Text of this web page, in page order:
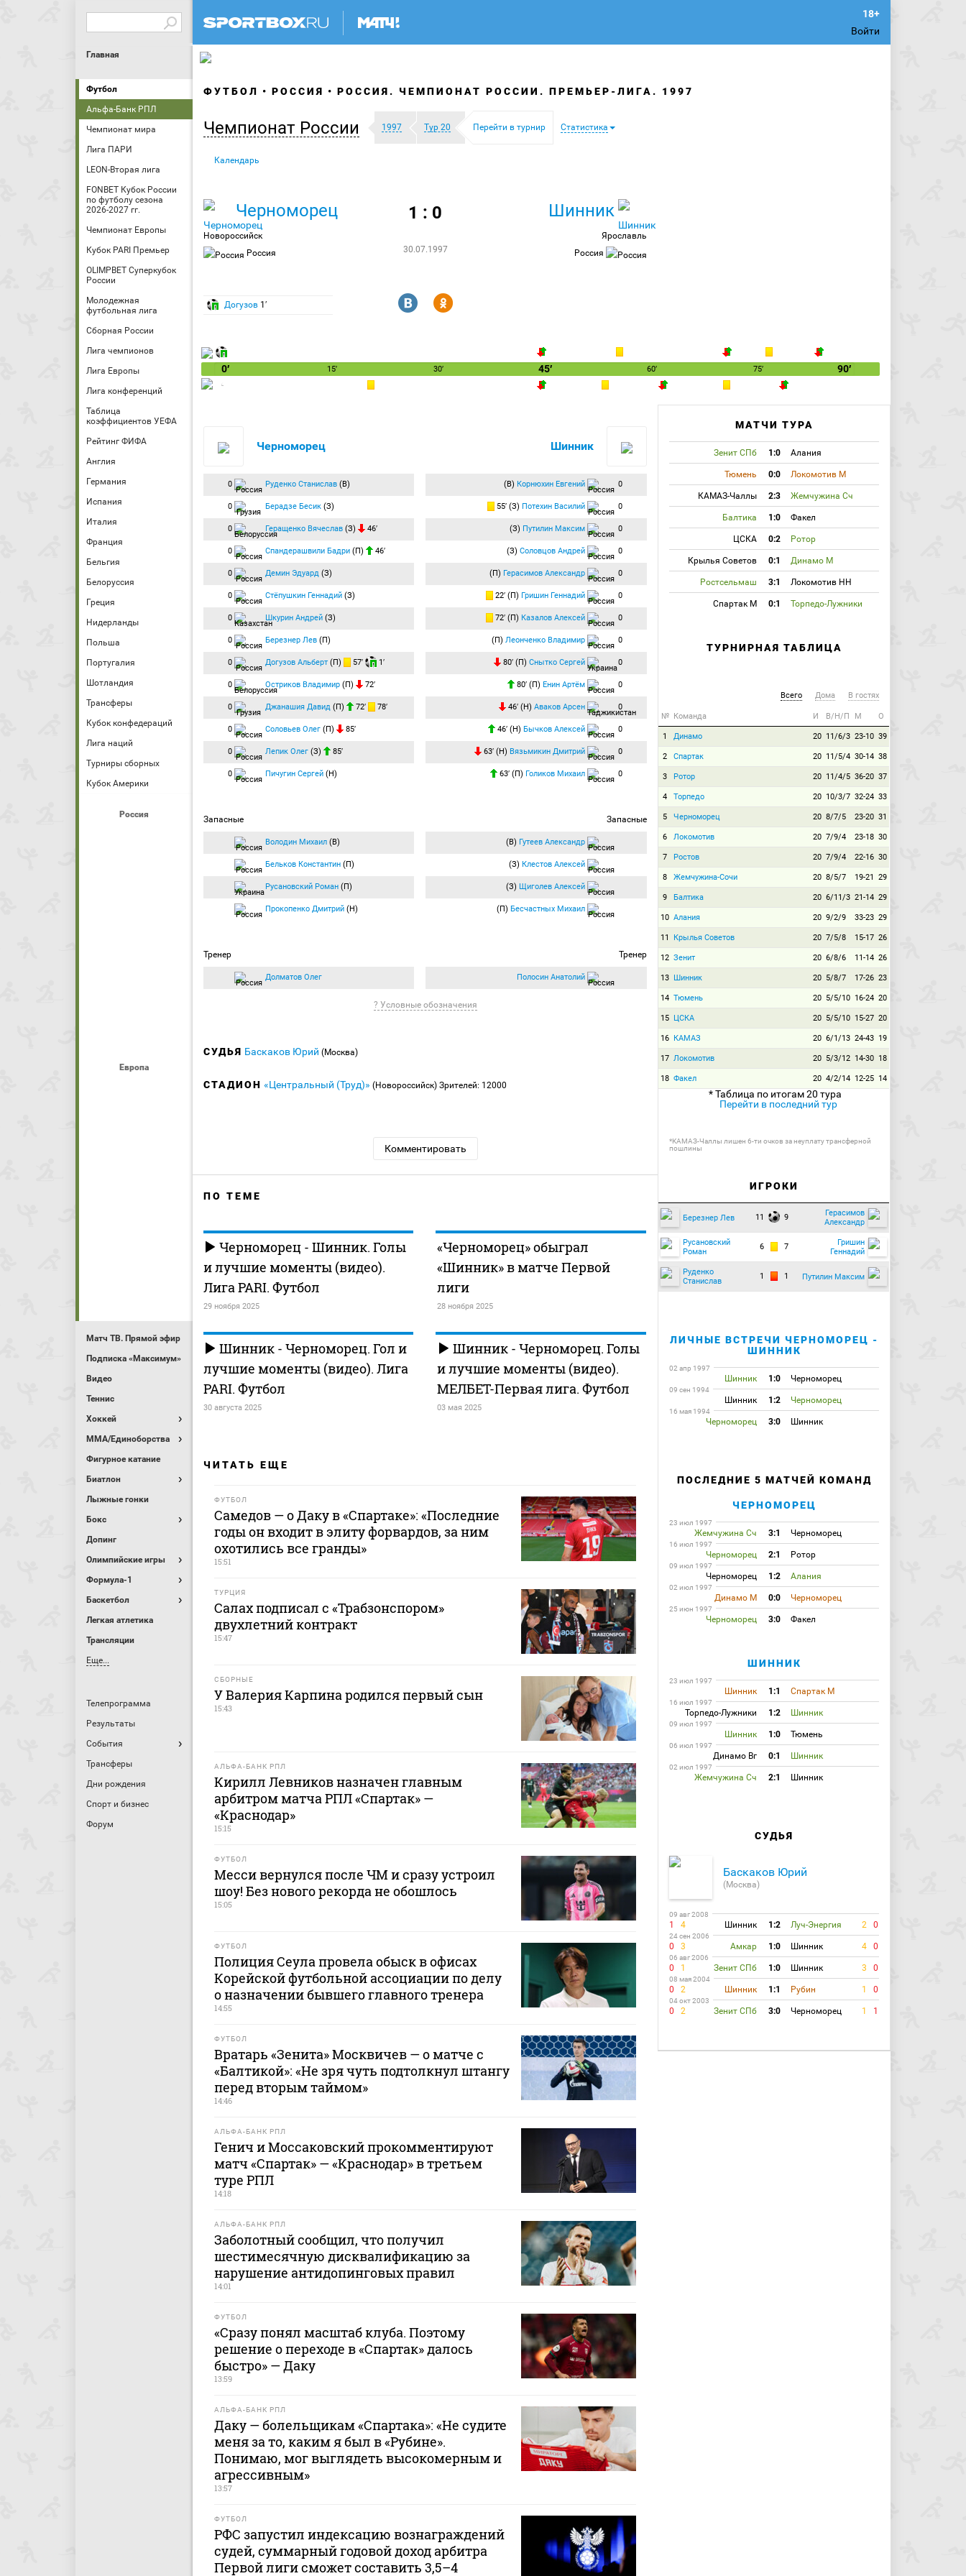
Войти
Главная
Футбол
Альфа-Банк РПЛ
Чемпионат мира
Лига ПАРИ
LEON-Вторая лига
FONBET Кубок России
по футболу сезона
2026-2027 гг.
Чемпионат Европы
Кубок PARI Премьер
OLIMPBET Суперкубок
России
Молодежная
футбольная лига
Сборная России
Лига чемпионов
Лига Европы
Лига конференций
Таблица
коэффициентов УЕФА
Рейтинг ФИФА
Англия
Германия
Испания
Италия
Франция
Бельгия
Белоруссия
Греция
Нидерланды
Польша
Португалия
Шотландия
Трансферы
Кубок конфедераций
Лига наций
Турниры сборных
Кубок Америки
Россия
Европа
Матч ТВ. Прямой эфир
Подписка «Максимум»
Видео
Теннис
Хоккей
MMA/Единоборства
Фигурное катание
Биатлон
Лыжные гонки
Бокс
Допинг
Олимпийские игры
Формула-1
Баскетбол
Легкая атлетика
Трансляции
Еще...
Телепрограмма
Результаты
События
Трансферы
Дни рождения
Спорт и бизнес
Форум
ФУТБОЛ РОССИЯ РОССИЯ. ЧЕМПИОНАТ РОССИИ. ПРЕМЬЕР-ЛИГА. 1997
Чемпионат России 1997 Тур 20 Перейти в турнир Статистика
Календарь
Черноморец
Новороссийск
Россия
1 : 0
30.07.1997
Шинник
Ярославль
Россия
Догузов 1′ R Y
0′ 15′ 30′ 45′ 60′ 75′ 90′
Черноморец
0 Руденко Станислав (В)
0 Берадзе Бесик (З)
0 Геращенко Вячеслав (З) 46′
0 Спандерашвили Бадри (П) 46′
0 Демин Эдуард (З)
0 Стёпушкин Геннадий (З)
0 Шкурин Андрей (З)
0 Березнер Лев (П)
0 Догузов Альберт (П) 57′ 1′
0 Остриков Владимир (П) 72′
0 Джанашия Давид (П) 72′ 78′
0 Соловьев Олег (П) 85′
0 Лепик Олег (З) 85′
0 Пичугин Сергей (Н)
Запасные
Володин Михаил (В)
Бельков Константин (П)
Русановский Роман (П)
Прокопенко Дмитрий (Н)
Тренер
Долматов Олег
Шинник
(В) Корнюхин Евгений 0
55′ (З) Потехин Василий 0
(З) Путилин Максим 0
(З) Соловцов Андрей 0
(П) Герасимов Александр 0
22′ (П) Гришин Геннадий 0
72′ (П) Казалов Алексей 0
(П) Леонченко Владимир 0
80′ (П) Снытко Сергей 0
80′ (П) Енин Артём 0
46′ (Н) Аваков Арсен 0
46′ (Н) Бычков Алексей 0
63′ (Н) Вязьмикин Дмитрий 0
63′ (П) Голиков Михаил 0
Запасные
(В) Гутеев Александр
(З) Клестов Алексей
(З) Щиголев Алексей
(П) Бесчастных Михаил
Тренер
Полосин Анатолий
? Условные обозначения
СУДЬЯ Баскаков Юрий (Москва)
СТАДИОН «Центральный (Труд)» (Новороссийск) Зрителей: 12000
Комментировать
ПО ТЕМЕ
Черноморец - Шинник. Голы
и лучшие моменты (видео).
Лига PARI. Футбол
29 ноября 2025
«Черноморец» обыграл
«Шинник» в матче Первой
лиги
28 ноября 2025
Шинник - Черноморец. Гол и
лучшие моменты (видео). Лига
PARI. Футбол
30 августа 2025
Шинник - Черноморец. Голы
и лучшие моменты (видео).
МЕЛБЕТ-Первая лига. Футбол
03 мая 2025
ЧИТАТЬ ЕЩЕ
ФУТБОЛ
Самедов — о Даку в «Спартаке»: «Последние
годы он входит в элиту форвардов, за ним
охотились все гранды»
15:51
ТУРЦИЯ
Салах подписал с «Трабзонспором»
двухлетний контракт
15:47
СБОРНЫЕ
У Валерия Карпина родился первый сын
15:43
АЛЬФА-БАНК РПЛ
Кирилл Левников назначен главным
арбитром матча РПЛ «Спартак» —
«Краснодар»
15:15
ФУТБОЛ
Месси вернулся после ЧМ и сразу устроил
шоу! Без нового рекорда не обошлось
15:05
ФУТБОЛ
Полиция Сеула провела обыск в офисах
Корейской футбольной ассоциации по делу
о назначении бывшего главного тренера
14:55
ФУТБОЛ
Вратарь «Зенита» Москвичев — о матче с
«Балтикой»: «Не зря чуть подтолкнул штангу
перед вторым таймом»
14:46
АЛЬФА-БАНК РПЛ
Генич и Моссаковский прокомментируют
матч «Спартак» — «Краснодар» в третьем
туре РПЛ
14:18
АЛЬФА-БАНК РПЛ
Заболотный сообщил, что получил
шестимесячную дисквалификацию за
нарушение антидопинговых правил
14:01
ФУТБОЛ
«Сразу понял масштаб клуба. Поэтому
решение о переходе в «Спартак» далось
быстро» — Даку
13:59
АЛЬФА-БАНК РПЛ
Даку — болельщикам «Спартака»: «Не судите
меня за то, каким я был в «Рубине».
Понимаю, мог выглядеть высокомерным и
агрессивным»
13:57
ФУТБОЛ
РФС запустил индексацию вознаграждений
судей, суммарный годовой доход арбитра
Первой лиги сможет составить 3,5–4
МАТЧИ ТУРА
Зенит СПб 1:0 Алания
Тюмень 0:0 Локомотив М
КАМАЗ-Чаллы 2:3 Жемчужина Сч
Балтика 1:0 Факел
ЦСКА 0:2 Ротор
Крылья Советов 0:1 Динамо М
Ростсельмаш 3:1 Локомотив НН
Спартак М 0:1 Торпедо-Лужники
ТУРНИРНАЯ ТАБЛИЦА
Всего Дома В гостях
№ Команда И В/Н/П М О
1 Динамо 20 11/6/3 23-10 39
2 Спартак 20 11/5/4 30-14 38
3 Ротор 20 11/4/5 36-20 37
4 Торпедо 20 10/3/7 32-24 33
5 Черноморец 20 8/7/5 23-20 31
6 Локомотив 20 7/9/4 23-18 30
7 Ростов 20 7/9/4 22-16 30
8 Жемчужина-Сочи 20 8/5/7 19-21 29
9 Балтика 20 6/11/3 21-14 29
10 Алания 20 9/2/9 33-23 29
11 Крылья Советов 20 7/5/8 15-17 26
12 Зенит 20 6/8/6 11-14 26
13 Шинник 20 5/8/7 17-26 23
14 Тюмень 20 5/5/10 16-24 20
15 ЦСКА 20 5/5/10 15-27 20
16 КАМАЗ 20 6/1/13 24-43 19
17 Локомотив 20 5/3/12 14-30 18
18 Факел 20 4/2/14 12-25 14
* Таблица по итогам 20 тура
Перейти в последний тур
*КАМАЗ-Чаллы лишен 6-ти очков за неуплату трансферной
пошлины
ИГРОКИ
Березнер Лев 11 9
Герасимов
Александр
Русановский
Роман
6 7
Гришин
Геннадий
Руденко
Станислав
1 1 Путилин Максим
ЛИЧНЫЕ ВСТРЕЧИ ЧЕРНОМОРЕЦ -
ШИННИК
02 апр 1997
Шинник 1:0 Черноморец
09 сен 1994
Шинник 1:2 Черноморец
16 мая 1994
Черноморец 3:0 Шинник
ПОСЛЕДНИЕ 5 МАТЧЕЙ КОМАНД
ЧЕРНОМОРЕЦ
23 июл 1997
Жемчужина Сч 3:1 Черноморец
16 июл 1997
Черноморец 2:1 Ротор
09 июл 1997
Черноморец 1:2 Алания
02 июл 1997
Динамо М 0:0 Черноморец
25 июн 1997
Черноморец 3:0 Факел
ШИННИК
23 июл 1997
Шинник 1:1 Спартак М
16 июл 1997
Торпедо-Лужники 1:2 Шинник
09 июл 1997
Шинник 1:0 Тюмень
06 июл 1997
Динамо Вг 0:1 Шинник
02 июл 1997
Жемчужина Сч 2:1 Шинник
СУДЬЯ
Баскаков Юрий
(Москва)
09 авг 2008
1 4 Шинник 1:2 Луч-Энергия 2 0
24 сен 2006
0 3 Амкар 1:0 Шинник 4 0
06 авг 2006
0 1 Зенит СПб 1:0 Шинник 3 0
08 мая 2004
0 2 Шинник 1:1 Рубин 1 0
04 окт 2003
0 2 Зенит СПб 3:0 Черноморец 1 1